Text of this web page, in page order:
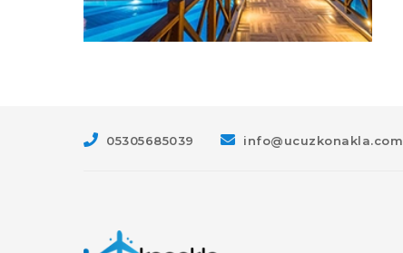
05305685039 info@ucuzkonakla.com